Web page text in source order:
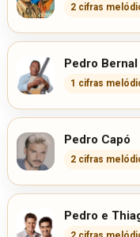
2 cifras
Pedro Bernal
1 cifras
Pedro Capó
2 cifras
Pedro e